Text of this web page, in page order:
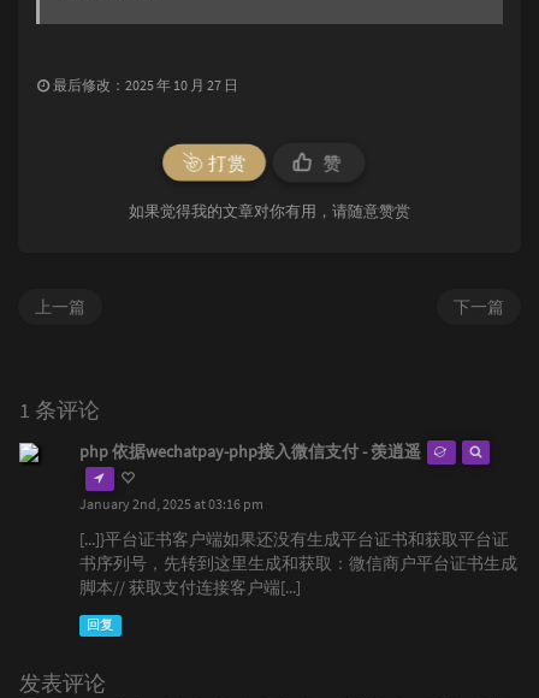
最后修改：2025 年 10 月 27 日
打赏 赞
如果觉得我的文章对你有用，请随意赞赏
下一篇
上一篇
1 条评论
php 依据wechatpay-php接入微信支付 - 羡逍遥
January 2nd, 2025 at 03:16 pm
[...]}平台证书客户端如果还没有生成平台证书和获取平台证
书序列号，先转到这里生成和获取：微信商户平台证书生成
脚本// 获取支付连接客户端[...]
回复
发表评论